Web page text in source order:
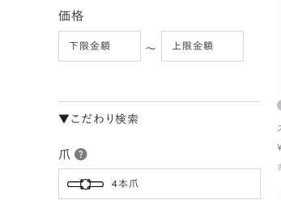
価格
〜
▼こだわり検索
爪
4本爪